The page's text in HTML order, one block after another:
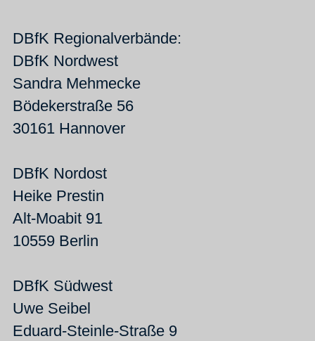
DBfK Regionalverbände:
DBfK Nordwest
Sandra Mehmecke
Bödekerstraße 56
30161 Hannover
DBfK Nordost
Heike Prestin
Alt-Moabit 91
10559 Berlin
DBfK Südwest
Uwe Seibel
Eduard-Steinle-Straße 9